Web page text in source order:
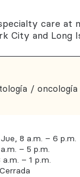
care at
City and Long
/ oncología
8 a.m. – 6 p.m.
– 5 p.m.
a.m. – 1 p.m.